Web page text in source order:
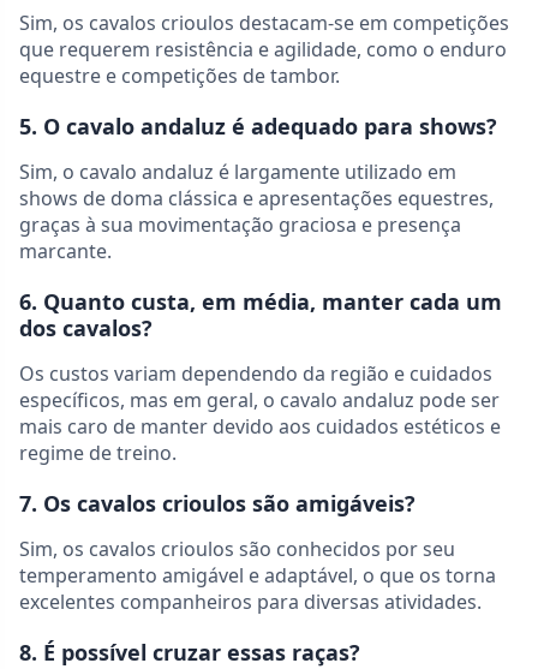
Sim, os cavalos crioulos destacam-se em competições
que requerem resistência e agilidade, como o enduro
equestre e competições de tambor.
5. O cavalo andaluz é adequado para shows?
Sim, o cavalo andaluz é largamente utilizado em
shows de doma clássica e apresentações equestres,
graças à sua movimentação graciosa e presença
marcante.
6. Quanto custa, em média, manter cada um
dos cavalos?
Os custos variam dependendo da região e cuidados
específicos, mas em geral, o cavalo andaluz pode ser
mais caro de manter devido aos cuidados estéticos e
regime de treino.
7. Os cavalos crioulos são amigáveis?
Sim, os cavalos crioulos são conhecidos por seu
temperamento amigável e adaptável, o que os torna
excelentes companheiros para diversas atividades.
8. É possível cruzar essas raças?